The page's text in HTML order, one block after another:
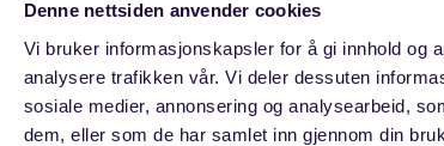
Denne nettsiden anvender cookies
Vi bruker informasjonskapsler for å gi innhold og
analysere trafikken vår. Vi deler dessuten
sosiale medier, annonsering og analysearbeid,
dem, eller som de har samlet inn gjennom din
LO Olje og